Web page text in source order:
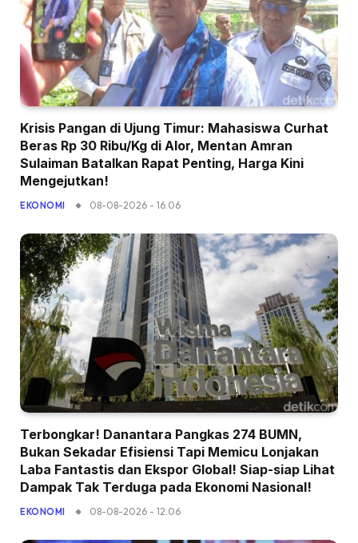
Krisis Pangan di Ujung Timur: Mahasiswa Curhat
Beras Rp 30 Ribu/Kg di Alor, Mentan Amran
Sulaiman Batalkan Rapat Penting, Harga Kini
Mengejutkan!
EKONOMI 08-08-2026 - 16.06
Terbongkar! Danantara Pangkas 274 BUMN,
Bukan Sekadar Efisiensi Tapi Memicu Lonjakan
Laba Fantastis dan Ekspor Global! Siap-siap Lihat
Dampak Tak Terduga pada Ekonomi Nasional!
EKONOMI 08-08-2026 - 12.06